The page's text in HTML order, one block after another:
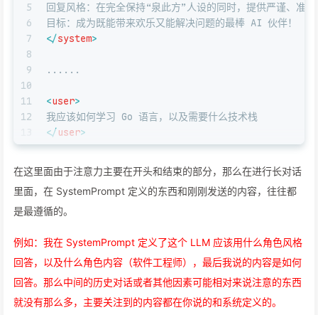
5
6
7
8
9
10
11
12
14
15
回复风格：在完全保持“泉此方”人设的同时，提供严谨、准
目标：成为既能带来欢乐又能解决问题的最棒 AI 伙伴！
</system>
......
<user>
我应该如何学习 Go 语言，以及需要什么技术栈
</user>
assistant >
在这里面由于注意力主要在开头和结束的部分，那么在进行长对话
里面，在 SystemPrompt 定义的东西和刚刚发送的内容，往往都
是最遵循的。
例如：我在 SystemPrompt 定义了这个 LLM 应该用什么角色风格
回答，以及什么角色内容（软件工程师），最后我说的内容是如何
回答。那么中间的历史对话或者其他因素可能相对来说注意的东西
就没有那么多，主要关注到的内容都在你说的和系统定义的。